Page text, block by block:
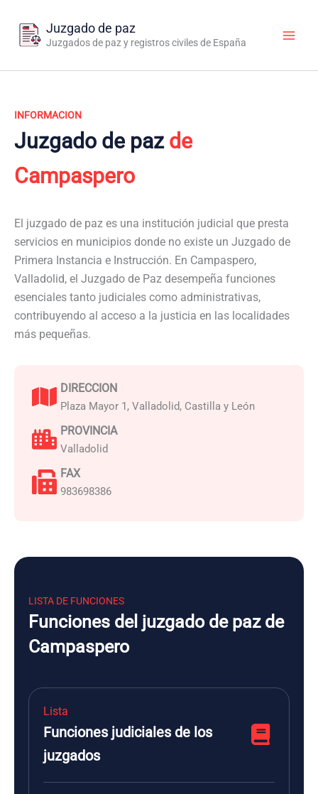
contenido
Juzgado de paz
Juzgados de paz y registros civiles de España
INFORMACION
Juzgado de paz de
Campaspero
El juzgado de paz es una institución judicial que presta
servicios en municipios donde no existe un Juzgado de
Primera Instancia e Instrucción. En Campaspero,
Valladolid, el Juzgado de Paz desempeña funciones
esenciales tanto judiciales como administrativas,
contribuyendo al acceso a la justicia en las localidades
más pequeñas.
DIRECCION
Plaza Mayor 1, Valladolid, Castilla y León
PROVINCIA
Valladolid
FAX
983698386
LISTA DE FUNCIONES
Funciones del juzgado de paz de
Campaspero
Lista
Funciones judiciales de los
juzgados